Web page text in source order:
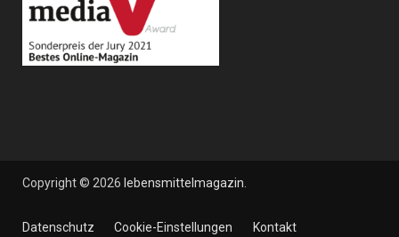
Copyright © 2026 lebensmittelmagazin
Datenschutz Cookie-Einstellungen Kontakt